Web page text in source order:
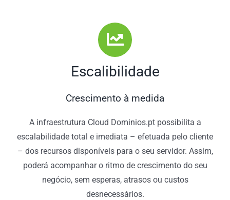
Escalibilidade
Crescimento à medida
A infraestrutura Cloud Dominios.pt possibilita a
escalabilidade total e imediata – efetuada pelo cliente
– dos recursos disponíveis para o seu servidor. Assim,
poderá acompanhar o ritmo de crescimento do seu
negócio, sem esperas, atrasos ou custos
desnecessários.